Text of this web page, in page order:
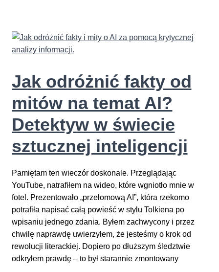
na
temat
AI
zwiększać
świadomość
jej
możliwości?
Jak odróżnić fakty od
mitów na temat AI?
Detektyw w świecie
sztucznej inteligencji
Pamiętam ten wieczór doskonale. Przeglądając
YouTube, natrafiłem na wideo, które wgniotło mnie w
fotel. Prezentowało „przełomową AI”, która rzekomo
potrafiła napisać całą powieść w stylu Tolkiena po
wpisaniu jednego zdania. Byłem zachwycony i przez
chwilę naprawdę uwierzyłem, że jesteśmy o krok od
rewolucji literackiej. Dopiero po dłuższym śledztwie
odkryłem prawdę – to był starannie zmontowany